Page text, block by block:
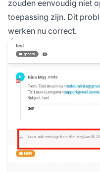
zouden eenvoudig niet
toepassing zijn. Dit
werken nu correct.